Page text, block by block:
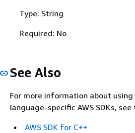
Type: String
Required: No
See Also
For more information about
language-specific AWS SDKs,
AWS SDK for C++